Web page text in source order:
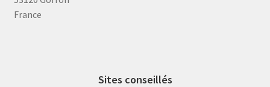
France
Sites conseillés